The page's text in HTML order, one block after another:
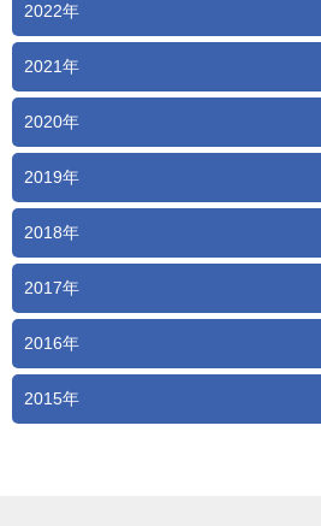
2022年
2021年
2020年
2019年
2018年
2017年
2016年
2015年